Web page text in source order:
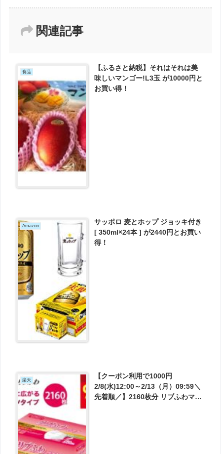
関連記事
食品
【ふるさと納税】それはそれは美
味しいマンゴー!L3玉 が10000円と
お買い得！
Amazon
サッポロ 麦とホップ ジョッキ付き
[ 350ml×24本 ] が2440円とお買い
得！
楽天
【クーポン利用で1000円
2/8(水)12:00～2/13（月）09:59＼
先着順／】2160枚分 リブふわマス